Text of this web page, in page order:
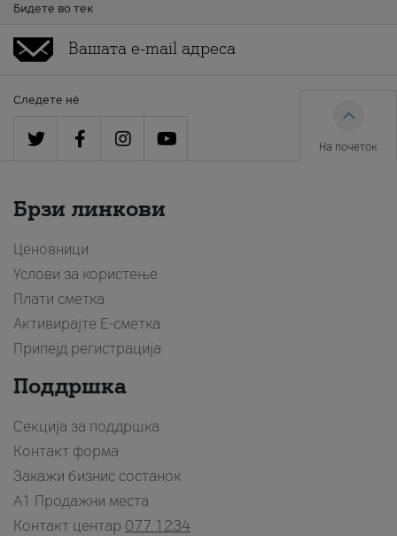
Бидете во тек
Следете нè
На почеток
Брзи линкови
Ценовници
Услови за користење
Плати сметка
Активирајте Е-сметка
Припејд регистрација
Поддршка
Секција за поддршка
Контакт форма
Закажи бизнис состанок
A1 Продажни места
Контакт центар 077 1234